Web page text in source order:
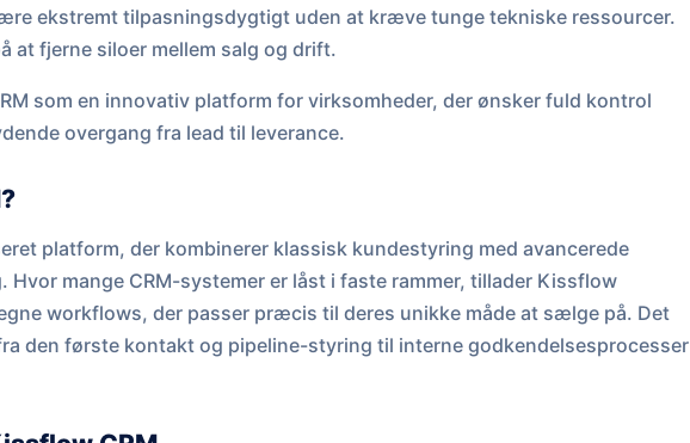
ekstremt tilpasningsdygtigt uden at kræve tunge tekniske ressourcer.
at fjerne siloer mellem salg og drift.
som en innovativ platform for virksomheder, der ønsker fuld kontrol
overgang fra lead til leverance.
platform, der kombinerer klassisk kundestyring med avancerede
mange CRM-systemer er låst i faste rammer, tillader Kissflow
workflows, der passer præcis til deres unikke måde at sælge på. Det
den første kontakt og pipeline-styring til interne godkendelsesprocesser